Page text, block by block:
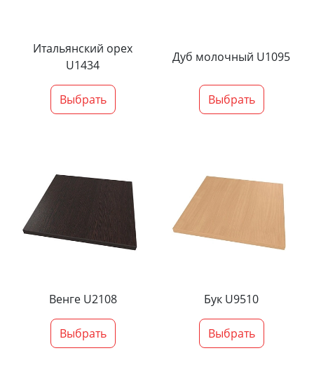
Итальянский орех
U1434
Выбрать
Дуб молочный U1095
Выбрать
Венге U2108
Выбрать
Бук U9510
Выбрать